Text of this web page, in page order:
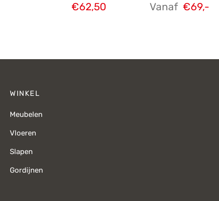
€62,50 Vanaf €69,-
WINKEL
Meubelen
Vloeren
Slapen
Gordijnen